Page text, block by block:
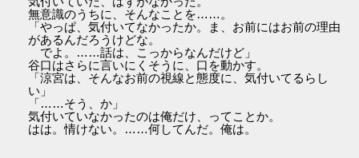
無意識のうちに、そんなことを……。
「やっぱ、気付いてなかったか。ま、お前にはお前の理由
があるんだろうけどな。
でよ。……話は、こっからなんだけど」
谷口はさらに言いにくそうに、口を動かす。
「涼宮は、そんなお前の視線と態度に、気付いてるらし
い」
「……そう、か」
気付いていなかったのは俺だけ、ってことか。
はは。情けない。……何してんだ。俺は。